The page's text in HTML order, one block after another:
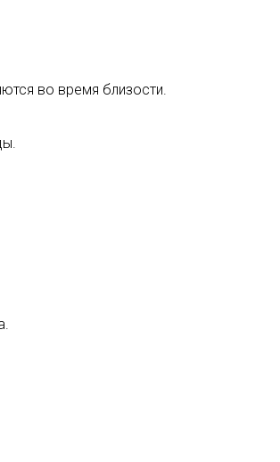
во время близости.